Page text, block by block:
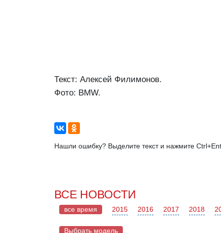
Текст: Алексей Филимонов.
Фото: BMW.
Нашли ошибку? Выделите текст и нажмите
ВСЕ НОВОСТИ
все время 2015 2016 2017 2018
Выбрать модель